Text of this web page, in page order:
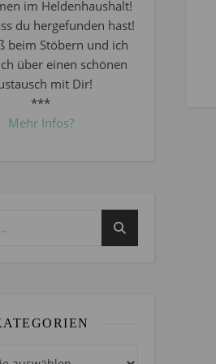
im Heldenhaushalt!
du hergefunden hast!
beim Stöbern und ich
über einen schönen
mit Dir!
***
Mehr Infos?